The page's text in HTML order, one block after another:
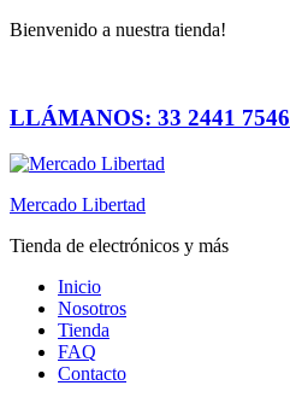
Bienvenido a nuestra tienda!
LLÁMANOS: 33 2441 7546
Mercado Libertad
Tienda de electrónicos y más
Inicio
Nosotros
Tienda
FAQ
Contacto